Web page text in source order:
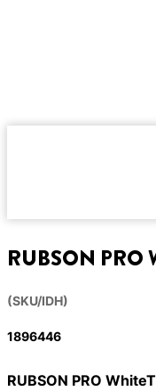
RUBSON PRO
(SKU/IDH)
1896446
RUBSON PRO